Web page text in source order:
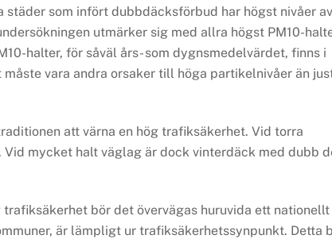
städer som infört dubbdäcks­förbud har högst nivåer av
utmärker sig med allra högst PM10-
halter, för såväl års- som dygnsmedelvärdet, finns i
vara andra orsaker till höga partikelnivåer än
att värna en hög trafiksäkerhet. Vid torra
mycket halt väglag är dock vinterdäck med dubb
bör det övervägas huruvida ett nationellt
är lämpligt ur trafiksäkerhetssynpunkt. Detta